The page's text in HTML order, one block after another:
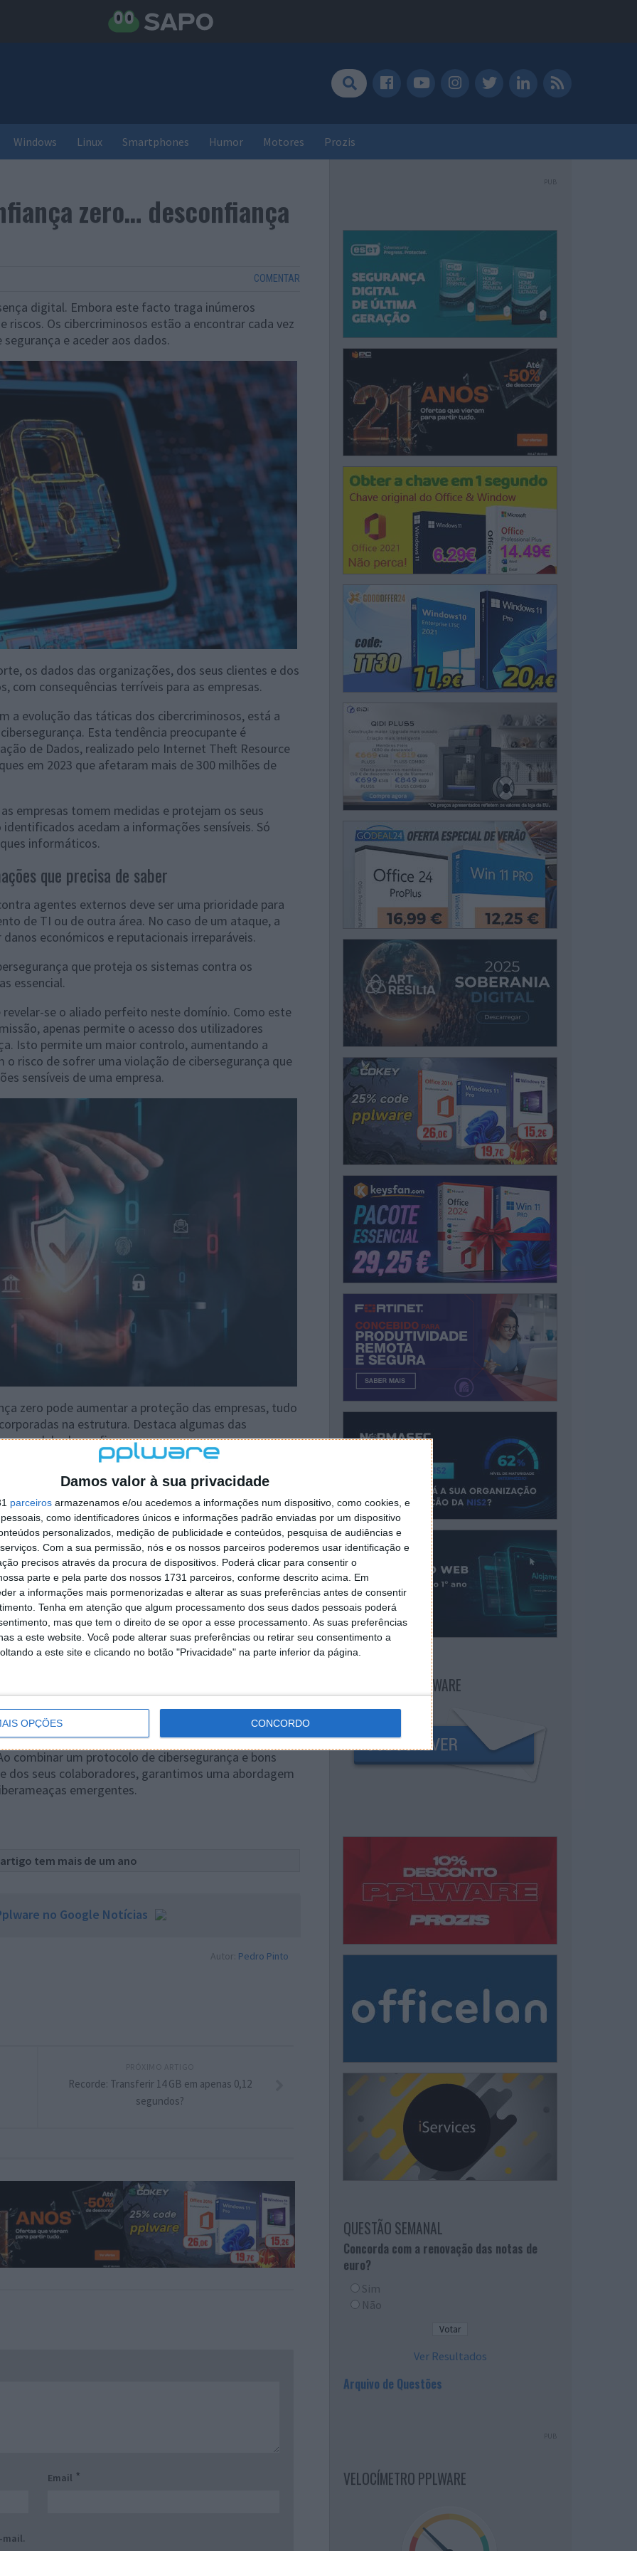
Damos valor à sua privacidade
parceiros armazenamos e/ou acedemos a informações num dispositivo, como cookies, e
como identificadores únicos e informações padrão enviadas por um dispositivo
personalizados, medição de publicidade e conteúdos, pesquisa de audiências e
Com a sua permissão, nós e os nossos parceiros poderemos usar identificação e
precisos através da procura de dispositivos. Poderá clicar para consentir o
parte e pela parte dos nossos 1731 parceiros, conforme descrito acima. Em
a informações mais pormenorizadas e alterar as suas preferências antes de consentir
Tenha em atenção que algum processamento dos seus dados pessoais poderá
mas que tem o direito de se opor a esse processamento. As suas preferências
a este website. Você pode alterar suas preferências ou retirar seu consentimento a
a este site e clicando no botão "Privacidade" na parte inferior da página.
OPÇÕES CONCORDO
Windows Linux Smartphones Humor Motores Prozis
zero… desconfiança
COMENTAR
digital. Embora este facto traga inúmeros
riscos. Os cibercriminosos estão a encontrar cada vez
e aceder aos dados.
os dados das organizações, dos seus clientes e dos
com consequências terríveis para as empresas.
a evolução das táticas dos cibercriminosos, está a
Esta tendência preocupante é
de Dados, realizado pelo Internet Theft Resource
em 2023 que afetaram mais de 300 milhões de
empresas tomem medidas e protejam os seus
acedam a informações sensíveis. Só
informáticos.
que precisa de saber
agentes externos deve ser uma prioridade para
de TI ou de outra área. No caso de um ataque, a
económicos e reputacionais irreparáveis.
que proteja os sistemas contra os
essencial.
se o aliado perfeito neste domínio. Como este
apenas permite o acesso dos utilizadores
Isto permite um maior controlo, aumentando a
risco de sofrer uma violação de cibersegurança que
sensíveis de uma empresa.
zero pode aumentar a proteção das empresas, tudo
na estrutura. Destaca algumas das
modelo de confiança zero nas empresas:
que a identidade de cada utilizador é verificada
significa que o utilizador deve ter as soluções
contínua e a avaliação de pontos de extremidade
Além disso, a implementação de soluções baseadas
(Endpoint Protection, Detection, and Response),
e, ao mesmo tempo, otimizar os custos para as
protocolos de resposta para estabelecer uma
permite que as equipas respondam às ameaças de
as empresas a cumprir, por exemplo, o RGPD
de Dados) e evitar potenciais sanções.
obrigatória para as empresas que pretendem uma
combinar um protocolo de cibersegurança e bons
dos seus colaboradores, garantimos uma abordagem
emergentes.
tem mais de um ano
no Google Notícias
Autor: Pedro Pinto
Recorde: Transferir 14 GB em apenas 0,12
segundos?
Email *
mail.
PUB
NEWSLETTER PPLWARE
QUESTÃO SEMANAL
Concorda com a renovação das notas de
euro?
Sim
Não
Ver Resultados
Arquivo de Questões
PUB
VELOCÍMETRO PPLWARE